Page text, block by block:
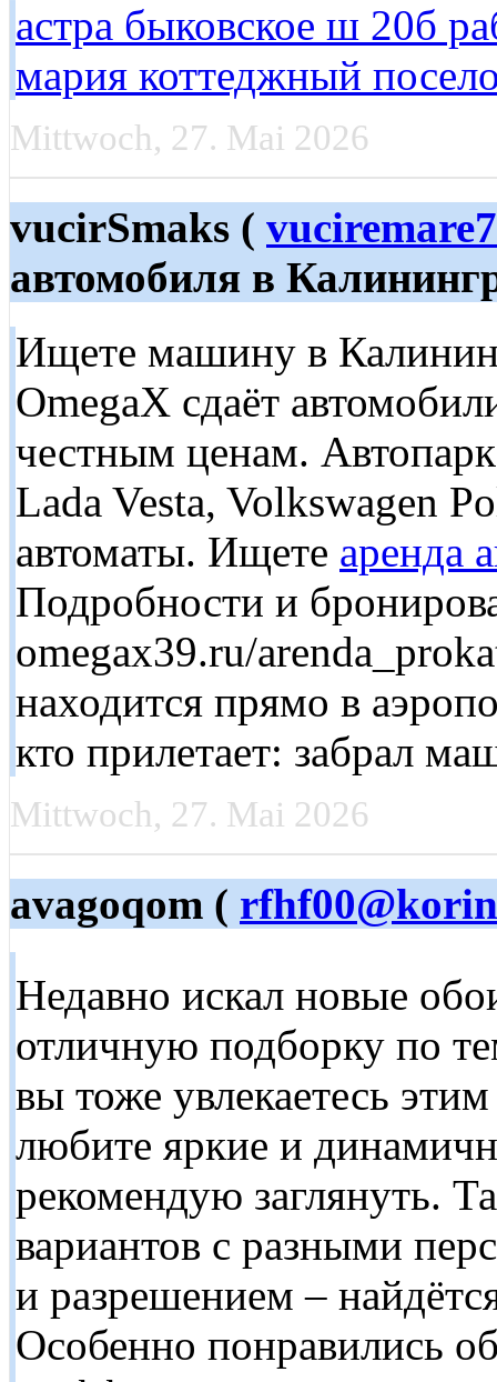
астра быковское ш 20б
мария коттеджный
Mittwoch, 27. Mai 2026
vucirSmaks (
автомобиля в
Ищете машину в
OmegaX сдаёт
честным ценам.
Lada Vesta, Volkswagen
автоматы. Ищете аренда
Подробности и
omegax39.ru/
находится прямо в
кто прилетает: забрал
Mittwoch, 27. Mai 2026
avagoqom (
Недавно искал новые
отличную подборку по
вы тоже увлекаетесь
любите яркие и
рекомендую заглянуть.
вариантов с разными
и разрешением –
Особенно понравились